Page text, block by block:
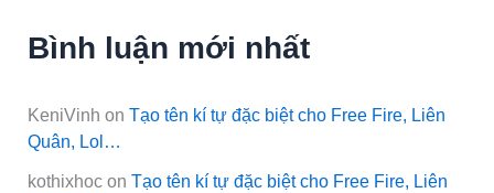
Bình luận mới nhất
KeniVinh onTạo tên kí tự đặc biệt cho Free Fire, Liên
Quân, Lol…
kothixhoc onTạo tên kí tự đặc biệt cho Free Fire, Liên